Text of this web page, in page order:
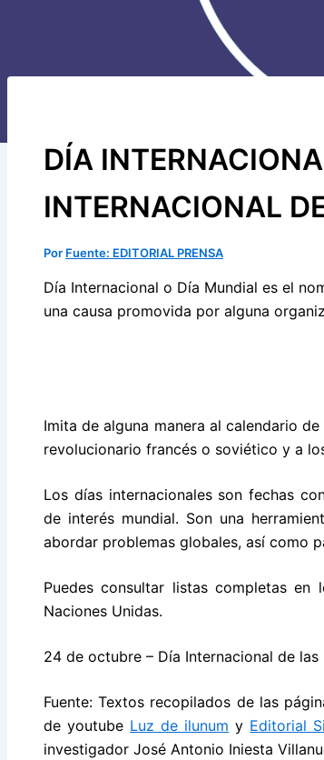
DÍA
INTERNACIONAL
Por Fuente: EDITORIAL PRENSA
Día Internacional o Día Mundial es el
una causa promovida por alguna
Imita de alguna manera al calendario
revolucionario francés o soviético y a
Los días internacionales son fechas
de interés mundial. Son una
abordar problemas globales, así como
Puedes consultar listas completas
Naciones Unidas.
24 de octubre – Día Internacional de las
Fuente: Textos recopilados de las
de youtube Luz de ilunum y Editorial
investigador José Antonio Iniesta